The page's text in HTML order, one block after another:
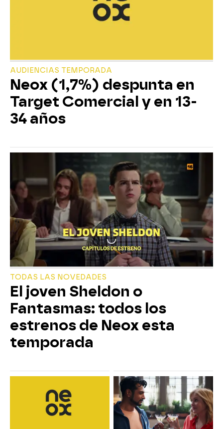
AUDIENCIAS TEMPORADA
Neox (1,7%) despunta en
Target Comercial y en 13-
34 años
TODAS LAS NOVEDADES
El joven Sheldon o
Fantasmas: todos los
estrenos de Neox esta
temporada